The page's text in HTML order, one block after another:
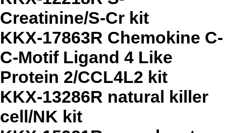
Creatinine/S-Cr kit
KKX-17863R Chemokine C-
C-Motif Ligand 4 Like
Protein 2/CCL4L2 kit
KKX-13286R natural killer
cell/NK kit